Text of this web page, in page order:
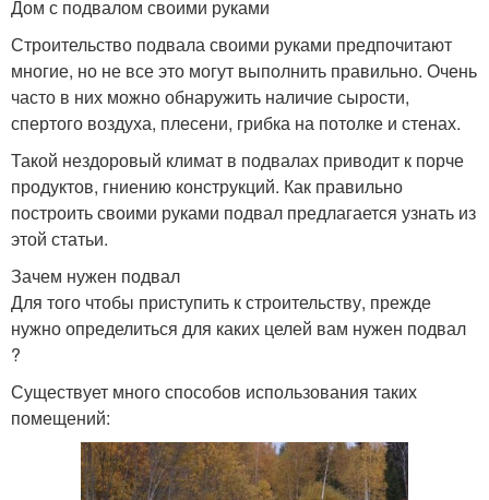
Дом с подвалом своими руками
Строительство подвала своими руками предпочитают
многие, но не все это могут выполнить правильно. Очень
часто в них можно обнаружить наличие сырости,
спертого воздуха, плесени, грибка на потолке и стенах.
Такой нездоровый климат в подвалах приводит к порче
продуктов, гниению конструкций. Как правильно
построить своими руками подвал предлагается узнать из
этой статьи.
Зачем нужен подвал
Для того чтобы приступить к строительству, прежде
нужно определиться для каких целей вам нужен подвал
?
Существует много способов использования таких
помещений: